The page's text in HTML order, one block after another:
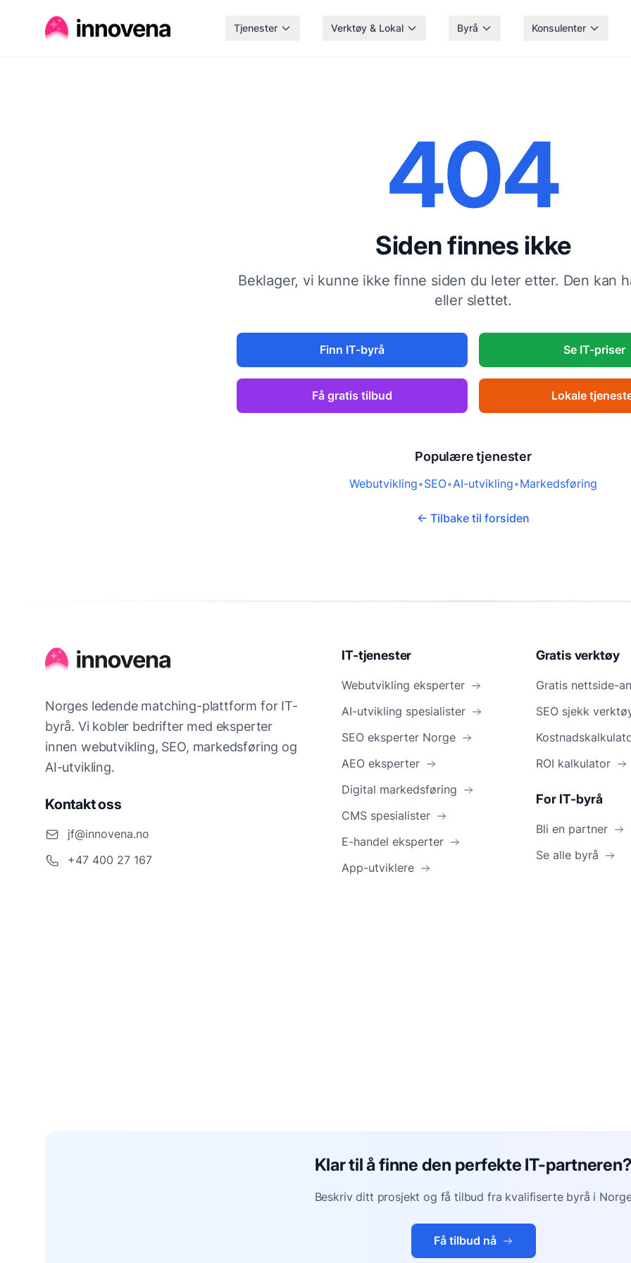
Tjenester Verktøy & Lokal Byrå Konsulenter
404
Siden finnes ikke
Beklager, vi kunne ikke finne siden du leter etter. Den kan
eller slettet.
Finn IT-byrå Se IT-priser
Få gratis tilbud Lokale
Populære tjenester
Webutvikling•SEO•AI-utvikling•Markedsføring
← Tilbake til forsiden
Norges ledende matching-plattform for IT-
byrå. Vi kobler bedrifter med eksperter
innen webutvikling, SEO, markedsføring og
AI-utvikling.
Kontakt oss
jf@innovena.no
+47 400 27 167
IT-tjenester
Webutvikling eksperter
AI-utvikling spesialister
SEO eksperter Norge
AEO eksperter
Digital markedsføring
CMS spesialister
E-handel eksperter
App-utviklere
Gratis verktøy
Gratis nettside-
SEO sjekk
ROI kalkulator
For IT-byrå
Bli en partner
Se alle byrå
Klar til å finne den perfekte IT-
Beskriv ditt prosjekt og få tilbud fra kvalifiserte byrå i
Få tilbud nå